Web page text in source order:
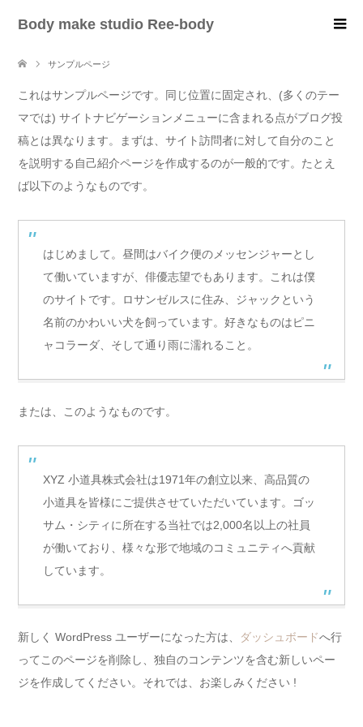
Body make studio Ree-body
サンプルページ
これはサンプルページです。同じ位置に固定され、(多くのテー
マでは) サイトナビゲーションメニューに含まれる点がブログ投
稿とは異なります。まずは、サイト訪問者に対して自分のこと
を説明する自己紹介ページを作成するのが一般的です。たとえ
ば以下のようなものです。
はじめまして。昼間はバイク便のメッセンジャーとし
て働いていますが、俳優志望でもあります。これは僕
のサイトです。ロサンゼルスに住み、ジャックという
名前のかわいい犬を飼っています。好きなものはピニ
ャコラーダ、そして通り雨に濡れること。
または、このようなものです。
XYZ 小道具株式会社は1971年の創立以来、高品質の
小道具を皆様にご提供させていただいています。ゴッ
サム・シティに所在する当社では2,000名以上の社員
が働いており、様々な形で地域のコミュニティへ貢献
しています。
新しく WordPress ユーザーになった方は、 ダッシュボードへ行
ってこのページを削除し、独自のコンテンツを含む新しいペー
ジを作成してください。それでは、お楽しみください !